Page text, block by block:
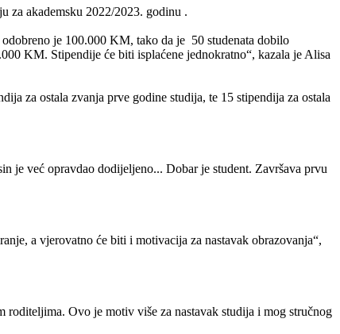
za akademsku 2022/2023. godinu .
je 100.000 KM, tako da je 50 studenata dobilo
KM. Stipendije će biti isplaćene jednokratno“, kazala je Alisa
za ostala zvanja prve godine studija, te 15 stipendija za ostala
je već opravdao dodijeljeno... Dobar je student. Završava prvu
a vjerovatno će biti i motivacija za nastavak obrazovanja“,
Ovo je motiv više za nastavak studija i mog stručnog